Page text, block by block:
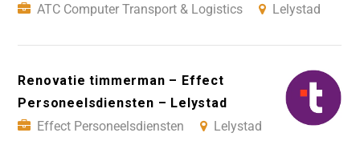
ATC Computer Transport & Logistics
Lelystad
Renovatie timmerman – Effect
Personeelsdiensten – Lelystad
Effect Personeelsdiensten
Lelystad